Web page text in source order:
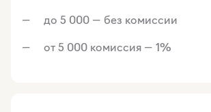
до 5 000 — без комиссии
от 5 000 комиссия — 1%